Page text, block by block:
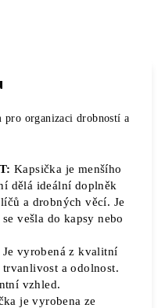
pro organizaci drobností a
Kapsička je menšího
dělá ideální doplněk
a drobných věcí. Je
vešla do kapsy nebo
Je vyrobená z kvalitní
a odolnost.
vzhled.
je vyrobena ze